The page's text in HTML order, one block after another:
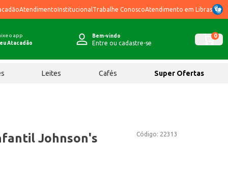
AtendimentoInstitucional Trabalhe ConoscoAtendimento em Libras
o app
Atacadão
Bem-vindo
Entre ou cadastre-se
0
Leites Cafés Super Ofertas
Código: 22313
Johnson's